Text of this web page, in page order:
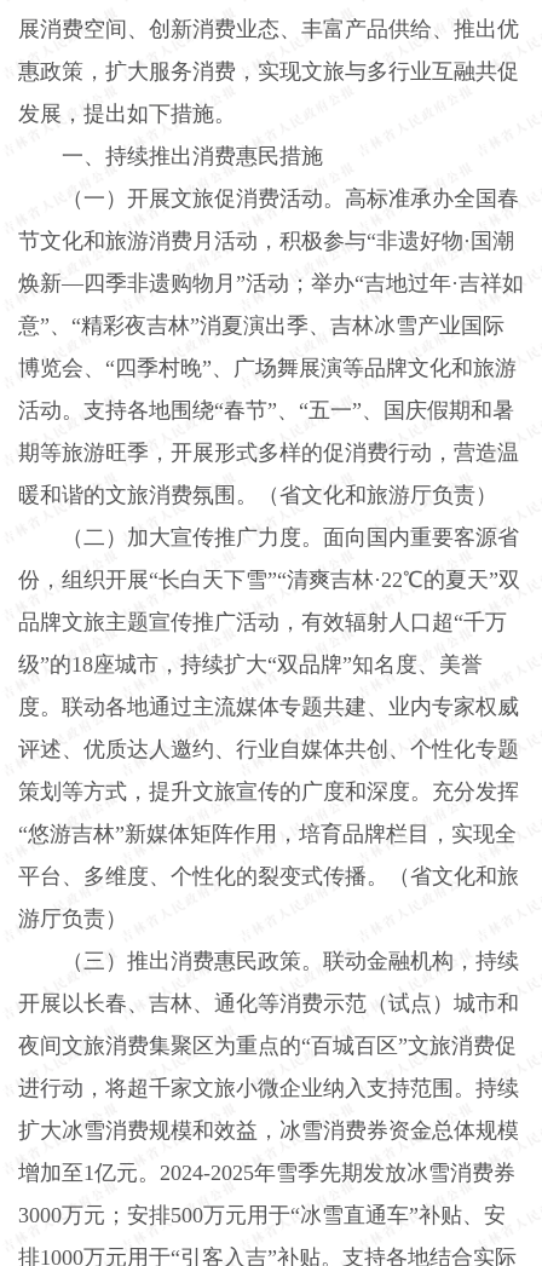
展消费空间、创新消费业态、丰富产品供给、推出优
惠政策，扩大服务消费，实现文旅与多行业互融共促
发展，提出如下措施。
一、持续推出消费惠民措施
（一）开展文旅促消费活动。 高标准承办全国春
节文化和旅游消费月活动，积极参与“非遗好物·国潮
焕新—四季非遗购物月”活动；举办“吉地过年·吉祥如
意”、“精彩夜吉林”消夏演出季、吉林冰雪产业国际
博览会、“四季村晚”、广场舞展演等品牌文化和旅游
活动。支持各地围绕“春节”、“五一”、国庆假期和暑
期等旅游旺季，开展形式多样的促消费行动，营造温
暖和谐的文旅消费氛围。（省文化和旅游厅负责）
（二）加大宣传推广力度。 面向国内重要客源省
份，组织开展“长白天下雪”“清爽吉林·22℃的夏天”双
品牌文旅主题宣传推广活动，有效辐射人口超“千万
级”的18座城市，持续扩大“双品牌”知名度、美誉
度。联动各地通过主流媒体专题共建、业内专家权威
评述、优质达人邀约、行业自媒体共创、个性化专题
策划等方式，提升文旅宣传的广度和深度。充分发挥
“悠游吉林”新媒体矩阵作用，培育品牌栏目，实现全
平台、多维度、个性化的裂变式传播。（省文化和旅
游厅负责）
（三）推出消费惠民政策。 联动金融机构，持续
开展以长春、吉林、通化等消费示范（试点）城市和
夜间文旅消费集聚区为重点的“百城百区”文旅消费促
进行动，将超千家文旅小微企业纳入支持范围。持续
扩大冰雪消费规模和效益，冰雪消费券资金总体规模
增加至1亿元。 2024-2025年雪季先期发放冰雪消费券
3000万元；安排500万元用于“冰雪直通车”补贴、安
排1000万元用于“引客入吉”补贴。支持各地结合实际